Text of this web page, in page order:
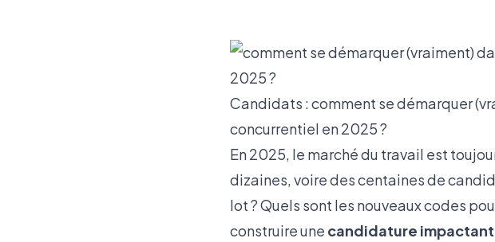
Candidats : comment se démarquer
concurrentiel en 2025 ?
En 2025, le marché du travail est
dizaines, voire des centaines de
lot ? Quels sont les nouveaux codes
construire une candidature